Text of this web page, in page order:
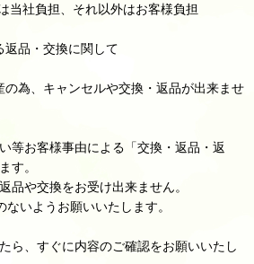
当社負担、それ以外はお客様負担
品・交換に関して
為、キャンセルや交換・返品が出来ませ
等お客様事由による「交換・返品・返
す。
品や交換をお受け出来ません。
いようお願いいたします。
ら、すぐに内容のご確認をお願いいたし